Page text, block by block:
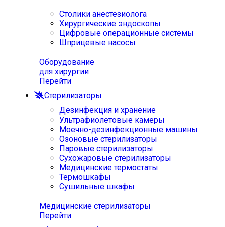
Столики анестезиолога
Хирургические эндоскопы
Цифровые операционные системы
Шприцевые насосы
Оборудование
для хирургии
Перейти
Стерилизаторы
Дезинфекция и хранение
Ультрафиолетовые камеры
Моечно-дезинфекционные машины
Озоновые стерилизаторы
Паровые стерилизаторы
Сухожаровые стерилизаторы
Медицинские термостаты
Термошкафы
Сушильные шкафы
Медицинские стерилизаторы
Перейти